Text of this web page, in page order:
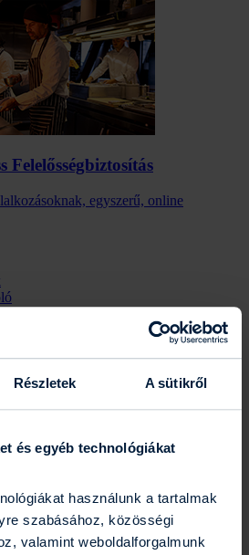
Részletek A sütikről
és egyéb technológiákat
használunk a tartalmak
szabásához, közösségi
valamint weboldalforgalmunk
Felelősség­biztosítás
egyszerű, online
jelentés
partnereink